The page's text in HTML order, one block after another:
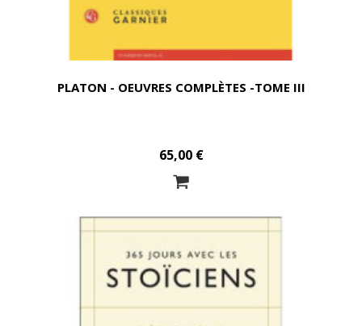
PLATON - OEUVRES COMPLÈTES -TOME III
65,00 €